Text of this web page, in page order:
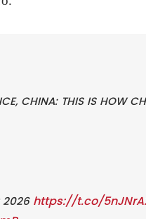
CHINA: THIS IS HOW
2026 https://t.co/